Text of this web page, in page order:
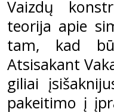
Vaizdų
teorija apie
tam, kad
Atsisakant
giliai
pakeitimo į